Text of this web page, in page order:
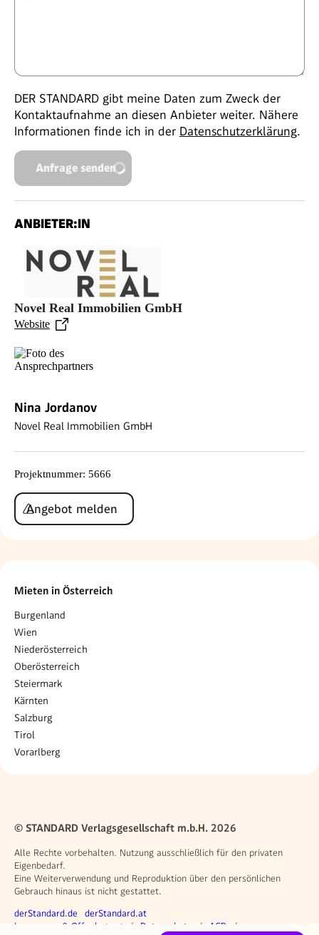
DER STANDARD gibt meine Daten zum Zweck der
Kontaktaufnahme an diesen Anbieter weiter. Nähere
Informationen finde ich in der Datenschutzerklärung.
Anfrage senden
ANBIETER:IN
Novel Real Immobilien GmbH
Website
Nina Jordanov
Novel Real Immobilien GmbH
Projektnummer: 5666
Angebot melden
Mieten in Österreich
Burgenland
Wien
Niederösterreich
Oberösterreich
Steiermark
Kärnten
Salzburg
Tirol
Vorarlberg
© STANDARD Verlagsgesellschaft m.b.H. 2026
Alle Rechte vorbehalten. Nutzung ausschließlich für den privaten
Eigenbedarf.
Eine Weiterverwendung und Reproduktion über den persönlichen
Gebrauch hinaus ist nicht gestattet.
Weitere Angebote
derStandard.de derStandard.at
Rechtliches
Impressum & Offenlegung Datenschutz
AGB